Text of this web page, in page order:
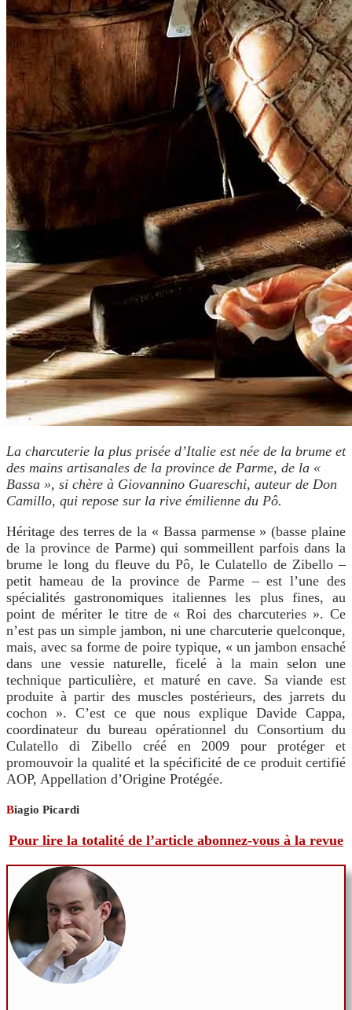
La charcuterie la plus prisée d’Italie est née de la brume et
des mains artisanales de la province de Parme, de la «
Bassa », si chère à Giovannino Guareschi, auteur de Don
Camillo, qui repose sur la rive émilienne du Pô.
Héritage des terres de la « Bassa parmense » (basse plaine
de la province de Parme) qui sommeillent parfois dans la
brume le long du fleuve du Pô, le Culatello de Zibello –
petit hameau de la province de Parme – est l’une des
spécialités gastronomiques italiennes les plus fines, au
point de mériter le titre de « Roi des charcuteries ». Ce
n’est pas un simple jambon, ni une charcuterie quelconque,
mais, avec sa forme de poire typique, « un jambon ensaché
dans une vessie naturelle, ficelé à la main selon une
technique particulière, et maturé en cave. Sa viande est
produite à partir des muscles postérieurs, des jarrets du
cochon ». C’est ce que nous explique Davide Cappa,
coordinateur du bureau opérationnel du Consortium du
Culatello di Zibello créé en 2009 pour protéger et
promouvoir la qualité et la spécificité de ce produit certifié
AOP, Appellation d’Origine Protégée.
Biagio Picardi
Pour lire la totalité de l’article abonnez-vous à la revue